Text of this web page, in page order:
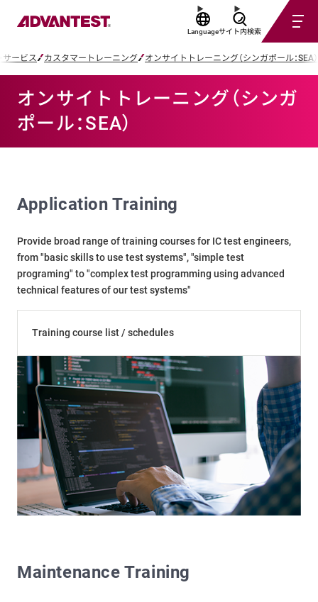
Languageサイト内検索
サービス カスタマートレーニング オンサイトトレーニング（シンガポール：SEA）
オンサイトトレーニング（シンガ
ポール：SEA）
Application Training
Provide broad range of training courses for IC test engineers,
from "basic skills to use test systems", "simple test
programing" to "complex test programming using advanced
technical features of our test systems"
Training course list / schedules
Maintenance Training